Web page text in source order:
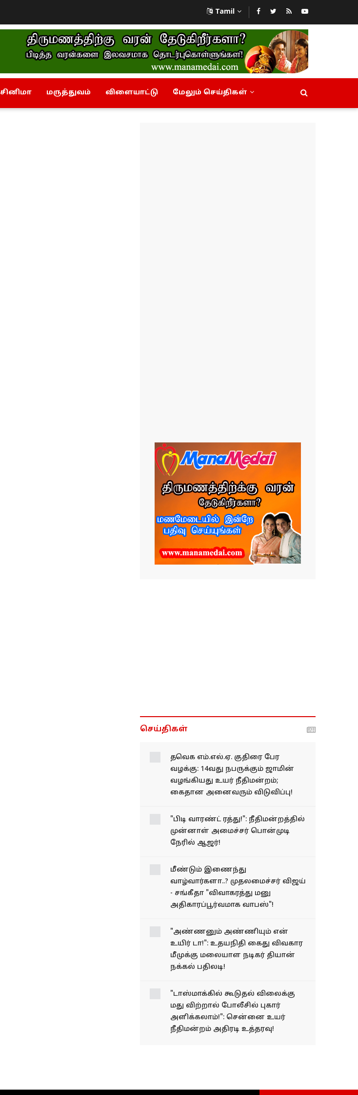
Tamil
சினிமா மருத்துவம் விளையாட்டு மேலும் செய்திகள்
செய்திகள்
தவெக எம்.எல்.ஏ. குதிரை பேர
வழக்கு: 14வது நபருக்கும் ஜாமின்
வழங்கியது உயர் நீதிமன்றம்;
கைதான அனைவரும் விடுவிப்பு!
"பிடி வாரண்ட் ரத்து!": நீதிமன்றத்தில்
முன்னாள் அமைச்சர் பொன்முடி
நேரில் ஆஜர்!
மீண்டும் இணைந்து
வாழ்வார்களா..? முதலமைச்சர் விஜய்
- சங்கீதா "விவாகரத்து மனு
அதிகாரப்பூர்வமாக வாபஸ்"!
"அண்ணனும் அண்ணியும் என்
உயிர் டா!": உதயநிதி கைது விவகார
மீமுக்கு மலையாள நடிகர் தியான்
நக்கல் பதிலடி!
"டாஸ்மாக்கில் கூடுதல் விலைக்கு
மது விற்றால் போலீசில் புகார்
அளிக்கலாம்!": சென்னை உயர்
நீதிமன்றம் அதிரடி உத்தரவு!